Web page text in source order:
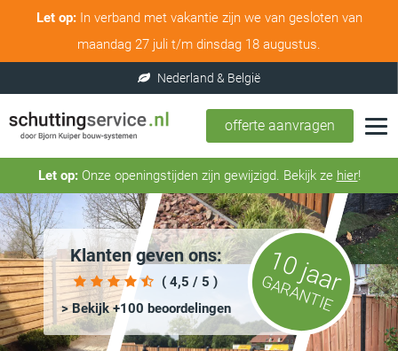
Let op:In verband met vakantie zijn we van gesloten van
maandag 27 juli t/m dinsdag 18 augustus.
offerte aanvragen
Let op:Onze openingstijden zijn gewijzigd. Bekijk ze hier!
Klanten geven ons:
( 4,5 / 5 )
> Bekijk +100 beoordelingen
10 jaar
GARANTIE